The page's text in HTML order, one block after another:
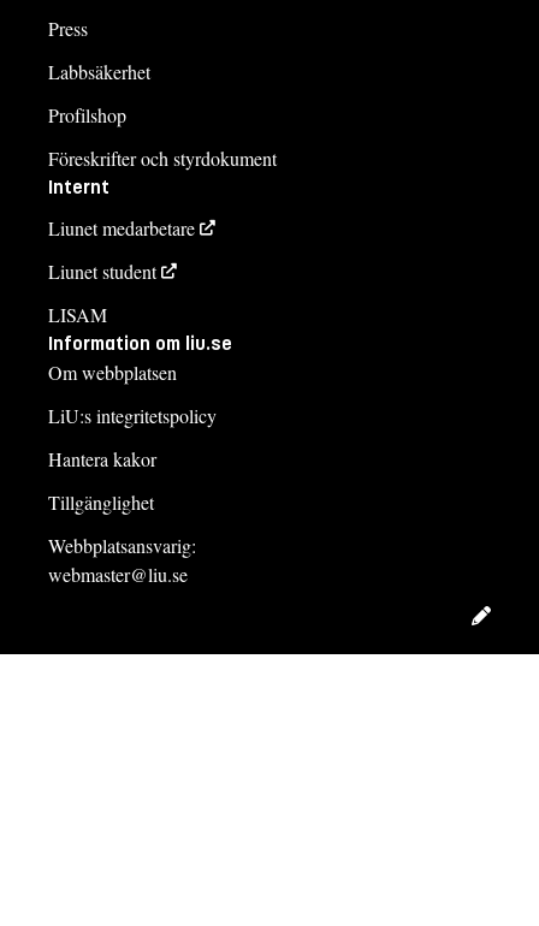
Press
Labbsäkerhet
Profilshop
Föreskrifter och styrdokument
Internt
Liunet medarbetare
Liunet student
LISAM
Information om liu.se
Om webbplatsen
LiU:s integritetspolicy
Hantera kakor
Tillgänglighet
Webbplatsansvarig:
webmaster@liu.se